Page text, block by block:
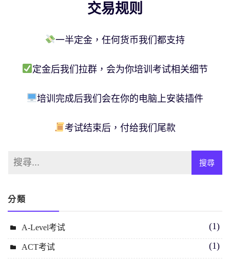
交易规则
一半定金，任何货币我们都支持
定金后我们拉群，会为你培训考试相关细节
培训完成后我们会在你的电脑上安装插件
考试结束后，付给我们尾款
分類
A-Level考试 (1)
ACT考试 (1)